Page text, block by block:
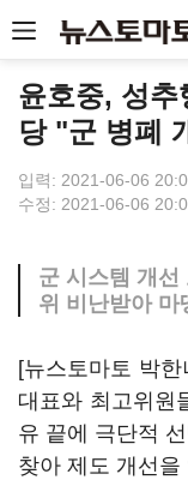
윤호중, 성
당 "군 병폐
입력: 2021-06-06
수정: 2021-06-06
군 시스템 개
위 비난받아 마
[뉴스토마토 박
대표와 최고위원
유 끝에 극단적
찾아 제도 개선을